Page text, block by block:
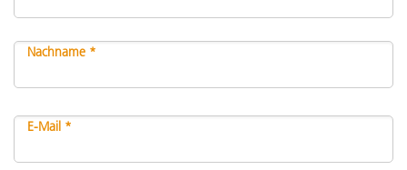
Nachname *
E-Mail *